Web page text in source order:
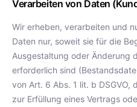
Verarbeiten von Daten
Wir erheben, verarbeiten und
Daten nur, soweit sie für die
Ausgestaltung oder Änderung
erforderlich sind
von Art. 6 Abs. 1 lit. b DSGVO,
zur Erfüllung eines Vertrags